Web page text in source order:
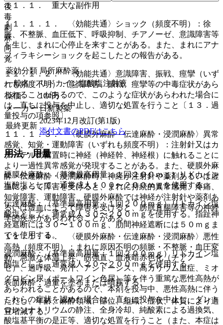
１１．１． 重大な副作用
１１．１．１． 〈効能共通〉ショック（頻度不明）：徐
脈、不整脈、血圧低下、呼吸抑制、チアノーゼ、意識障害等
を生じ、まれに心停止を来すことがある。また、まれにアナ
フィラキシーショックを起こしたとの報告がある。
１１．１．２． 〈効能共通〉意識障害、振戦、痙攣（いず
れも頻度不明）：意識障害、振戦、痙攣等の中毒症状があら
われることがあるので、このような症状があらわれた場合に
は、直ちに投与を中止し、適切な処置を行うこと〔１３．過
量投与の項参照〕。
１１．１．３． 〈硬膜外麻酔・伝達麻酔・浸潤麻酔〉異常
感覚、知覚・運動障害（いずれも頻度不明）：注射針又はカ
テーテルの留置時に神経（神経幹、神経根）に触れることに
より一過性異常感覚が発現することがある。また、硬膜外麻
酔・伝達麻酔・浸潤麻酔時、神経が注射針や薬剤あるいは虚
血によって障害を受けると、まれに持続的異常感覚、疼痛、
知覚障害、運動障害、硬膜外麻酔では神経が注射針や薬剤あ
るいは虚血によって障害を受けると、膀胱直腸障害等の神経
学的疾患があらわれることがある。
１１．１．４． 〈硬膜外麻酔・伝達麻酔・浸潤麻酔〉悪性
高熱（頻度不明）：まれに原因不明の頻脈・不整脈・血圧変
動、急激な体温上昇、筋強直、血液暗赤色化（チアノー
ゼ）、過呼吸、発汗、アシドーシス、高カリウム血症、ミオ
グロビン尿（ポートワイン色尿）等を伴う重篤な悪性高熱が
あらわれることがあるので、本剤を投与中、悪性高熱に伴う
これらの症状を認めた場合は、直ちに投与を中止し、ダント
ロレンナトリウムの静注、全身冷却、純酸素による過換気、
酸塩基平衡の是正等、適切な処置を行うこと（また、本症は
後
毒
劇
麻
向
覚
薬効分類 局所麻酔薬
一般名
リドカイン塩酸塩注射液
薬価
104円
メーカー 日新製薬
最終更新
2023年12月改訂(第1版)
添付文書のPDFはこちら
用法・用量
硬膜外麻酔：（基準最高用量；１回２００ｍｇ）リドカイン
塩酸塩として、通常成人１００〜２００ｍｇを使用する。
伝達麻酔：（基準最高用量；１回２００ｍｇ）リドカイン塩
酸塩として、通常成人３０〜２００ｍｇを使用する。指趾神
経遮断には３０〜１００ｍｇ、肋間神経遮断には５０ｍｇま
でを使用する。
浸潤麻酔：（基準最高用量；１回２００ｍｇ）リドカイン塩
酸塩として、通常成人２０〜２００ｍｇを使用する。
表面麻酔：適量を塗布または噴霧する。
ただし、年齢、麻酔領域、部位、組織、症状、体質により適
宜増減する。